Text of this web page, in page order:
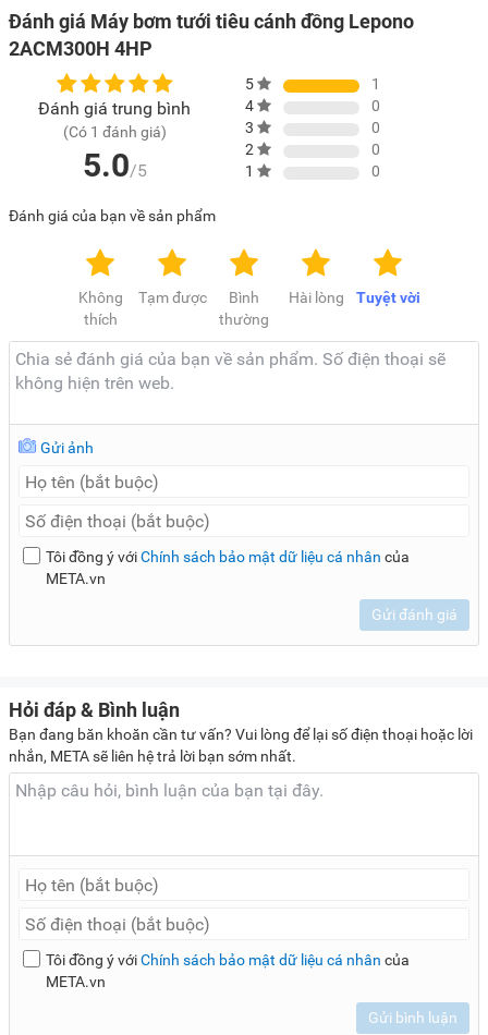
Đánh giá Máy bơm tưới tiêu cánh đồng Lepono
2ACM300H 4HP
Đánh giá trung bình
(Có 1 đánh giá)
5.0/5
5
1
4
0
3
0
2
0
1
0
Đánh giá của bạn về sản phẩm
Tuyệt vời
Hài lòng
Bình
thường
Tạm được
Không
thích
Gửi ảnh
Tôi đồng ý vớiChính sách bảo mật dữ liệu cá nhân của
META.vn
Gửi đánh giá
Hỏi đáp & Bình luận
Bạn đang băn khoăn cần tư vấn? Vui lòng để lại số điện thoại hoặc lời
nhắn, META sẽ liên hệ trả lời bạn sớm nhất.
Tôi đồng ý vớiChính sách bảo mật dữ liệu cá nhân của
META.vn
Gửi bình luận